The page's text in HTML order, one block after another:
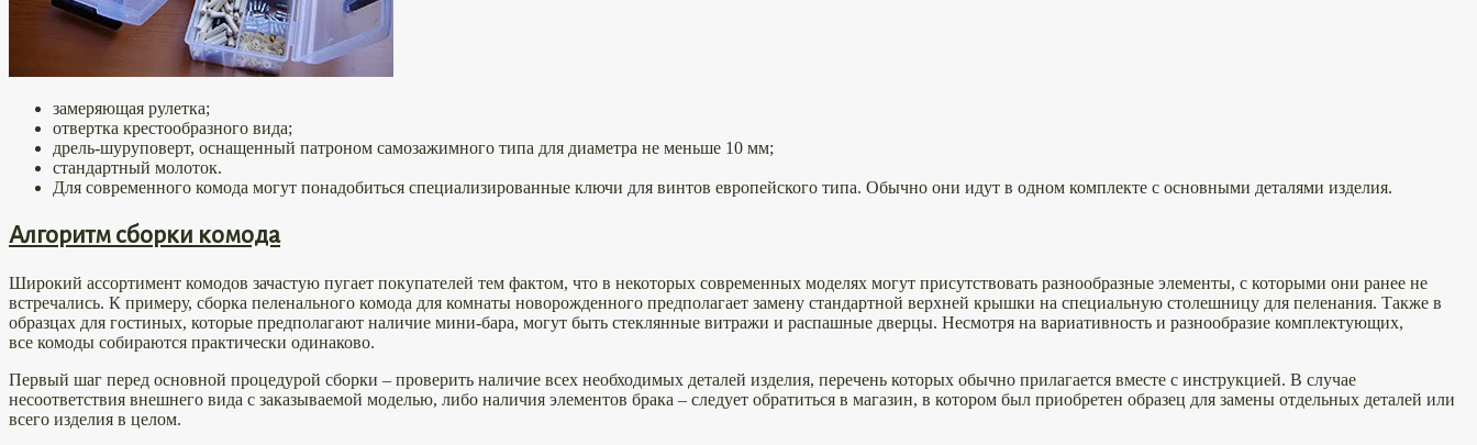
замеряющая рулетка;
отвертка крестообразного вида;
дрель-шуруповерт, оснащенный патроном самозажимного типа для диаметра не меньше 10 мм;
стандартный молоток.
Для современного комода могут понадобиться специализированные ключи для винтов европейского типа. Обычно они идут в одном комплекте с основными деталями изделия.
Алгоритм сборки комода
Широкий ассортимент комодов зачастую пугает покупателей тем фактом, что в некоторых современных моделях могут присутствовать разнообразные элементы, с которыми они ранее не
встречались. К примеру, сборка пеленального комода для комнаты новорожденного предполагает замену стандартной верхней крышки на специальную столешницу для пеленания. Также в
образцах для гостиных, которые предполагают наличие мини-бара, могут быть стеклянные витражи и распашные дверцы. Несмотря на вариативность и разнообразие комплектующих,
все комоды собираются практически одинаково.
Первый шаг перед основной процедурой сборки – проверить наличие всех необходимых деталей изделия, перечень которых обычно прилагается вместе с инструкцией. В случае
несоответствия внешнего вида с заказываемой моделью, либо наличия элементов брака – следует обратиться в магазин, в котором был приобретен образец для замены отдельных деталей или
всего изделия в целом.